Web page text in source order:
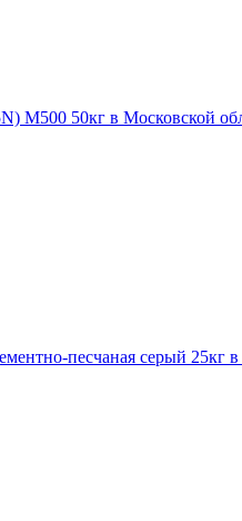
М500 50кг в Московской
песчаная серый 25кг